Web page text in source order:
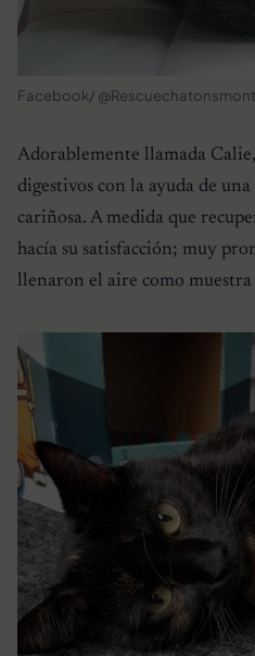
Facebook/
Adorablemente llamada
digestivos con la ayuda de
cariñosa. A medida que
hacía su satisfacción; muy
llenaron el aire como